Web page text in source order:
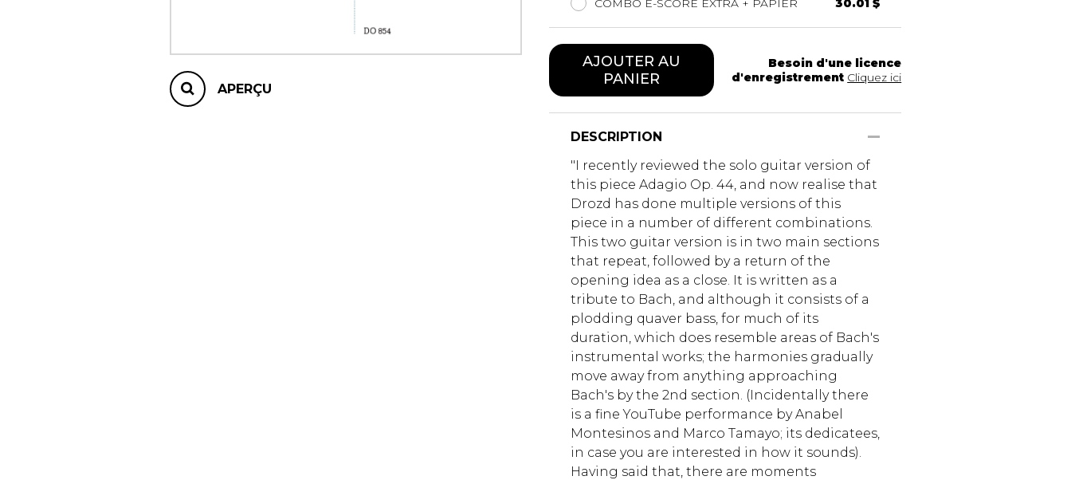
APERÇU
COMBO E-SCORE EXTRA + PAPIER
30.01 $
AJOUTER AU
PANIER
Besoin d'une licence
d'enregistrement Cliquez ici
DESCRIPTION
"I recently reviewed the solo guitar version of
this piece Adagio Op. 44, and now realise that
Drozd has done multiple versions of this
piece in a number of different combinations.
This two guitar version is in two main sections
that repeat, followed by a return of the
opening idea as a close. It is written as a
tribute to Bach, and although it consists of a
plodding quaver bass, for much of its
duration, which does resemble areas of Bach's
instrumental works; the harmonies gradually
move away from anything approaching
Bach's by the 2nd section. (Incidentally there
is a fine YouTube performance by Anabel
Montesinos and Marco Tamayo; its dedicatees,
in case you are interested in how it sounds).
Having said that, there are moments